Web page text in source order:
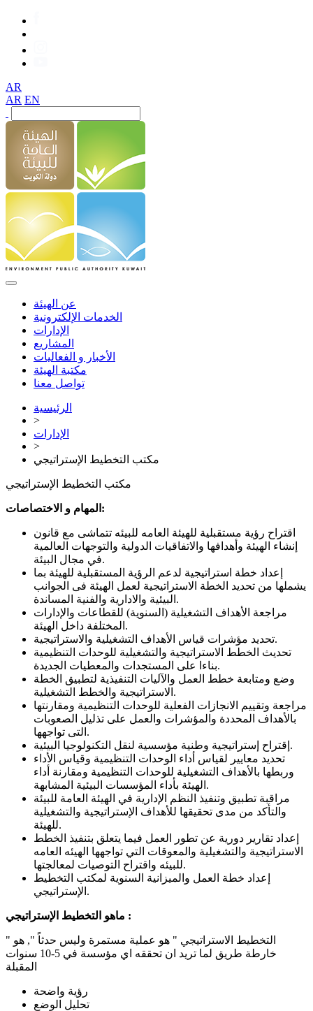
AR
AR EN
عن الهيئة
الخدمات الإلكترونية
الإدارات
المشاريع
الأخبار و الفعاليات
مكتبة الهيئة
تواصل معنا
الرئيسية
>
الإدارات
>
مكتب التخطيط الإستراتيجي
مكتب التخطيط الإستراتيجي
المهام و الاختصاصات:
اقتراح رؤية مستقبلية للهيئة العامه للبيئه تتماشى مع قانون
إنشاء الهيئة وأهدافها والاتفاقيات الدولية والتوجهات العالمية
في مجال البيئة.
إعداد خطة استراتيجية لدعم الرؤية المستقبلية للهيئة بما
يشملها من تحديد الخطة الاستراتيجية لعمل الهيئة فى الجوانب
البيئية والادارية والفنية المساندة.
مراجعة الأهداف التشغيلية (السنوية) للقطاعات والإدارات
المختلفة داخل الهيئة.
تحديد مؤشرات قياس الأهداف التشغيلية والاستراتيجية.
تحديث الخطط الاستراتيجية والتشغيلية للوحدات التنظيمية
بناءا على المستجدات والمعطيات الجديدة.
وضع ومتابعة خطط العمل والآليات التنفيذية لتطبيق الخطة
الاستراتيجية والخطط التشغيلية.
مراجعة وتقييم الانجازات الفعلية للوحدات التنظيمية ومقارنتها
بالأهداف المحددة والمؤشرات والعمل على تذليل الصعوبات
التى تواجهها.
إقتراح إستراتيجية وطنية مؤسسية لنقل التكنولوجيا البيئية.
تحديد معايير لقياس أداء الوحدات التنظيمية وقياس الأداء
وربطها بالأهداف التشغيلية للوحدات التنظيمية ومقارنة أداء
الهيئة بأداء المؤسسات البيئية المشابهة.
مراقبة تطبيق وتنفيذ النظم الإدارية في الهيئة العامة للبيئة
والتأكد من مدى تحقيقها للأهداف الإستراتيجية والتشغيلية
للهيئة.
إعداد تقارير دورية عن تطور العمل فيما يتعلق بتنفيذ الخطط
الاستراتيجية والتشغيلية والمعوقات التي تواجهها الهيئه العامه
للبيئه واقتراح التوصيات لمعالجتها.
إعداد خطة العمل والميزانية السنوية لمكتب التخطيط
الإستراتيجي.
ماهو التخطيط الإستراتيجي :
" التخطيط الاستراتيجي " هو عملية مستمرة وليس حدثاً ", هو
خارطة طريق لما تريد ان تحققه اي مؤسسة في 5-10 سنوات
المقبلة
رؤية واضحة
تحليل الوضع